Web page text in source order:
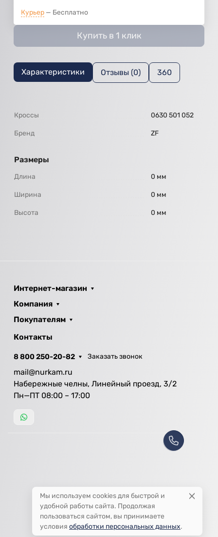
Курьер Бесплатно
Купить в 1 клик
Характеристики Отзывы (0) 360
Кроссы 0630 501 052
Бренд ZF
Размеры
Длина 0 мм
Ширина 0 мм
Высота 0 мм
Интернет-магазин
Компания
Покупателям
Контакты
8 800 250-20-82 Заказать звонок
mail@nurkam.ru
Набережные челны, Линейный проезд, 3/2
Пн—ПТ 08:00 – 17:00
Мы используем cookies для быстрой и
удобной работы сайта. Продолжая
пользоваться сайтом, вы принимаете
условия обработки персональных данных.